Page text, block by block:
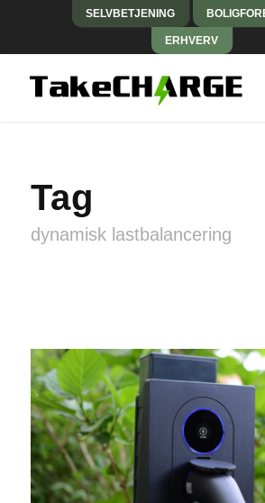
SELVBETJENING
ERHVERV
Tag
dynamisk lastbalancering